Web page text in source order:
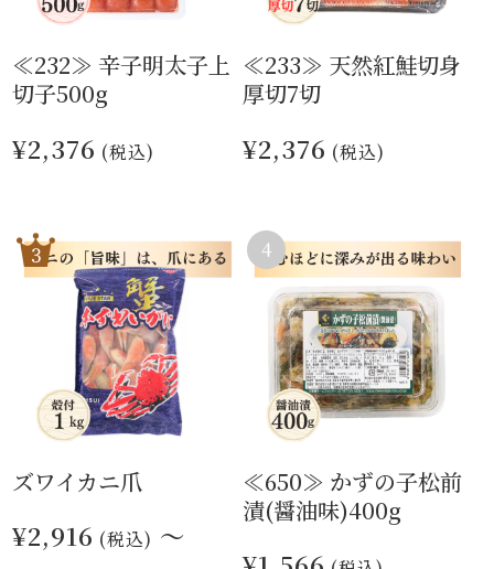
≪232≫ 辛子明太子上
切子500g
¥2,376 (税込)
≪233≫ 天然紅鮭切身
厚切7切
¥2,376 (税込)
ズワイカニ爪
¥2,916 (税込) ～
≪650≫ かずの子松前
漬(醤油味)400g